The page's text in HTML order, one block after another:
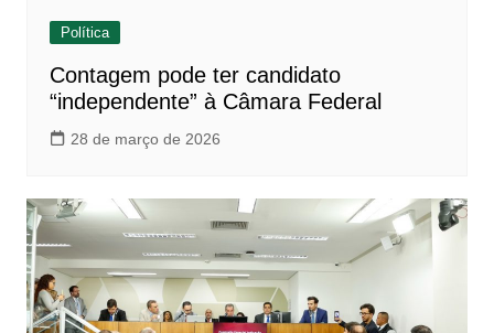
Política
Contagem pode ter candidato
“independente” à Câmara Federal
28 de março de 2026